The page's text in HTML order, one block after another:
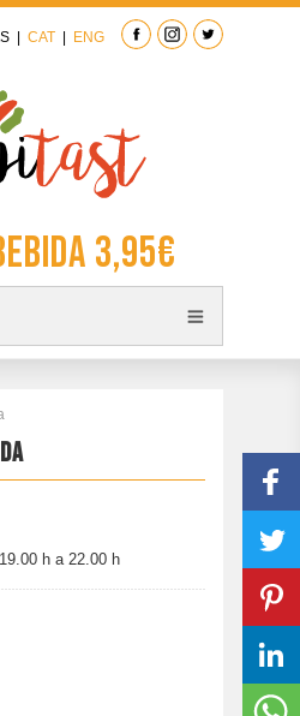
CAT ENG
3,95€
h a 22.00 h